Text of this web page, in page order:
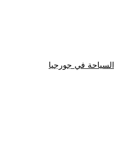
السياحة في جورجيا